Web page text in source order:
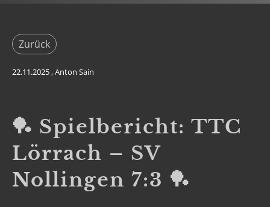
Zurück
22.11.2025 , Anton Sain
🏓 Spielbericht: TTC
Lörrach – SV
Nollingen 7:3 🏓